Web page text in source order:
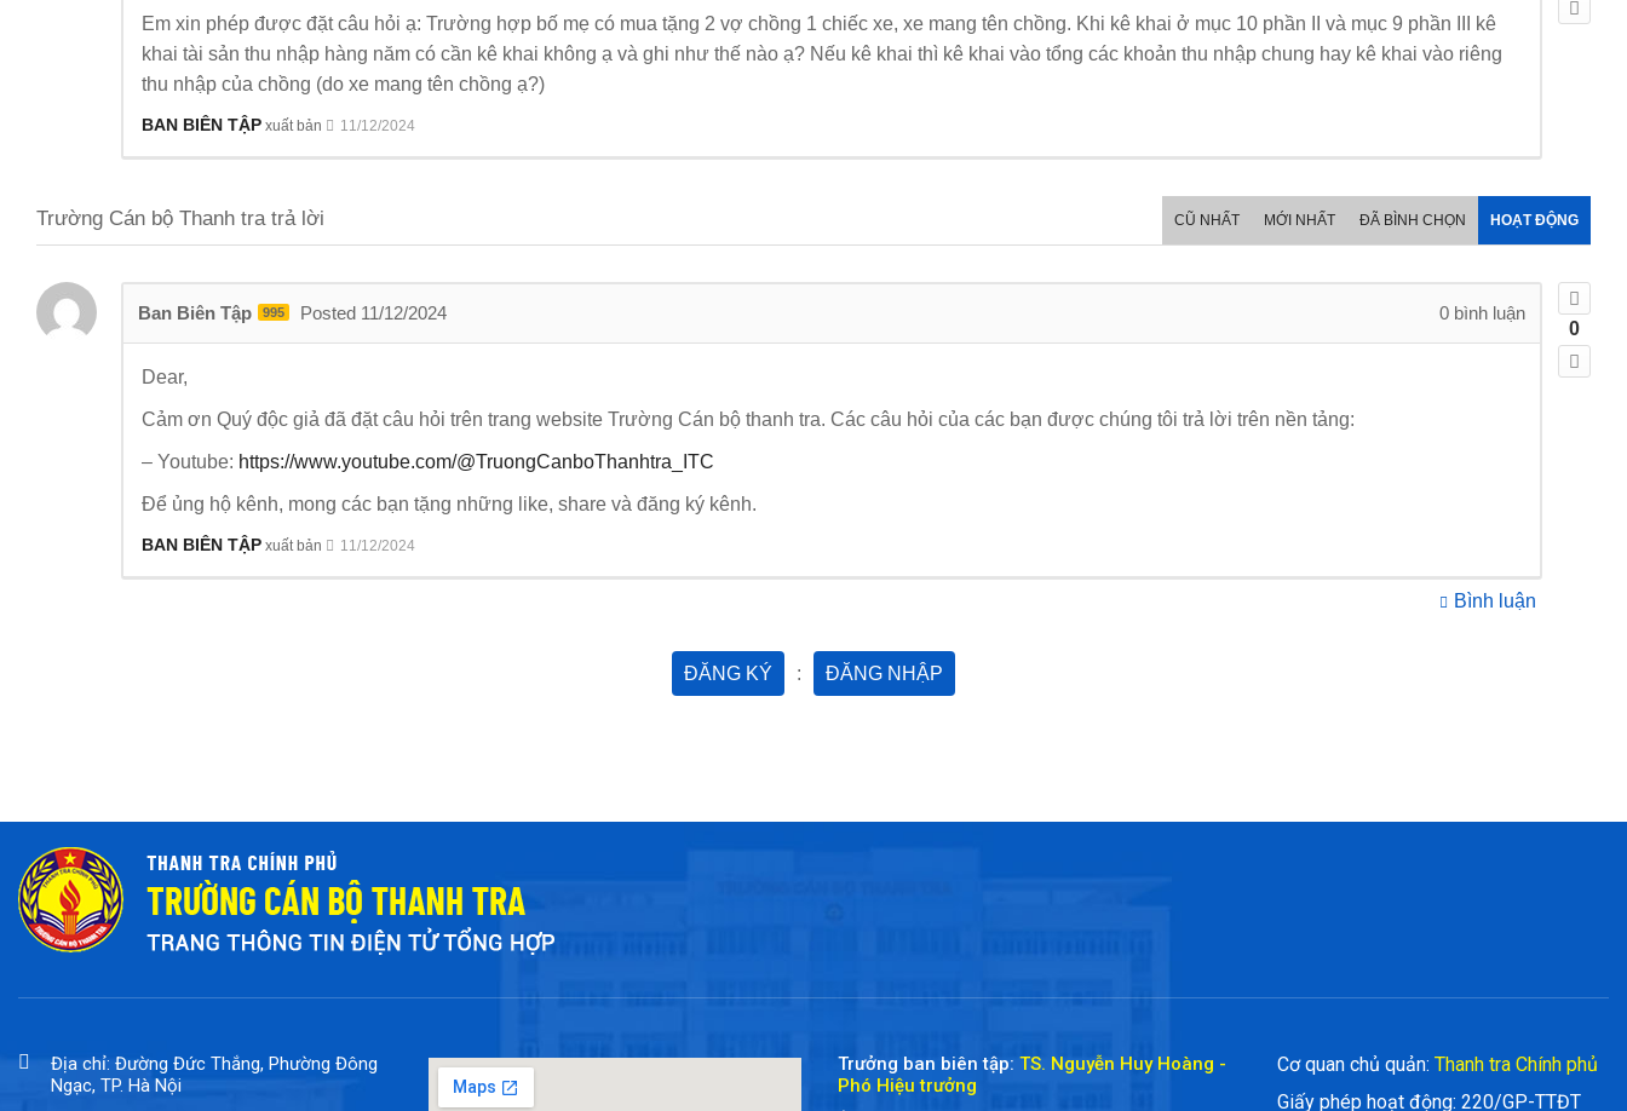
Em xin phép được đặt câu hỏi ạ: Trường hợp bố mẹ có mua tặng 2 vợ chồng 1 chiếc xe, xe mang tên chồng. Khi kê khai ở mục 10 phần II và mục 9 phần III kê
khai tài sản thu nhập hàng năm có cần kê khai không ạ và ghi như thế nào ạ? Nếu kê khai thì kê khai vào tổng các khoản thu nhập chung hay kê khai vào riêng
thu nhập của chồng (do xe mang tên chồng ạ?)
BAN BIÊN TẬP xuất bản 11/12/2024
Trường Cán bộ Thanh tra trả lời HOẠT ĐỘNG
ĐÃ BÌNH CHỌN
MỚI NHẤT
CŨ NHẤT
0
Ban Biên Tập 995 Posted 11/12/2024 0 bình luận
Dear,
Cảm ơn Quý độc giả đã đặt câu hỏi trên trang website Trường Cán bộ thanh tra. Các câu hỏi của các bạn được chúng tôi trả lời trên nền tảng:
– Youtube: https://www.youtube.com/@TruongCanboThanhtra_ITC
Để ủng hộ kênh, mong các bạn tặng những like, share và đăng ký kênh.
BAN BIÊN TẬP xuất bản 11/12/2024
Bình luận
ĐĂNG KÝ : ĐĂNG NHẬP
Địa chỉ: Đường Đức Thắng, Phường Đông
Ngạc, TP. Hà Nội
Trưởng ban biên tập: TS. Nguyễn Huy Hoàng -
Phó Hiệu trưởng
Cơ quan chủ quản: Thanh tra Chính phủ
Giấy phép hoạt động: 220/GP-TTĐT